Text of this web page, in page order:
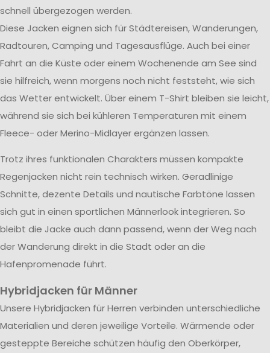
schnell übergezogen werden.
Diese Jacken eignen sich für Städtereisen, Wanderungen,
Radtouren, Camping und Tagesausflüge. Auch bei einer
Fahrt an die Küste oder einem Wochenende am See sind
sie hilfreich, wenn morgens noch nicht feststeht, wie sich
das Wetter entwickelt. Über einem T-Shirt bleiben sie leicht,
während sie sich bei kühleren Temperaturen mit einem
Fleece- oder Merino-Midlayer ergänzen lassen.
Trotz ihres funktionalen Charakters müssen kompakte
Regenjacken nicht rein technisch wirken. Geradlinige
Schnitte, dezente Details und nautische Farbtöne lassen
sich gut in einen sportlichen Männerlook integrieren. So
bleibt die Jacke auch dann passend, wenn der Weg nach
der Wanderung direkt in die Stadt oder an die
Hafenpromenade führt.
Hybridjacken für Männer
Unsere Hybridjacken für Herren verbinden unterschiedliche
Materialien und deren jeweilige Vorteile. Wärmende oder
gesteppte Bereiche schützen häufig den Oberkörper,